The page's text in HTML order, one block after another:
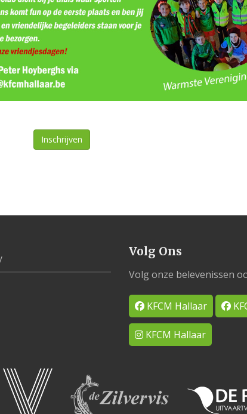
Inschrijven
Volg Ons
Volg onze belevenissen
KFCM Hallaar
KFCM Hallaar